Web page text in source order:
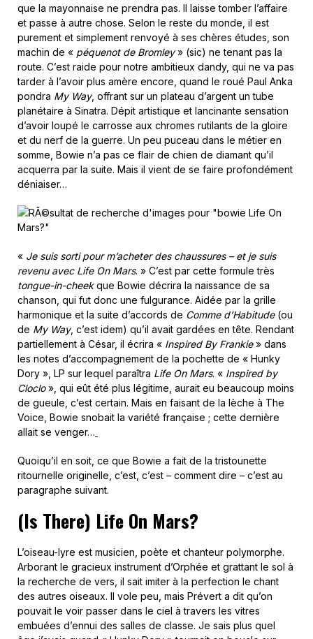
que la mayonnaise ne prendra pas. Il laisse tomber l’affaire
et passe à autre chose. Selon le reste du monde, il est
purement et simplement renvoyé à ses chères études, son
machin de « péquenot de Bromley» (sic) ne tenant pas la
route. C’est raide pour notre ambitieux dandy, qui ne va pas
tarder à l’avoir plus amère encore, quand le roué Paul Anka
pondra My Way, offrant sur un plateau d’argent un tube
planétaire à Sinatra. Dépit artistique et lancinante sensation
d’avoir loupé le carrosse aux chromes rutilants de la gloire
et du nerf de la guerre. Un peu puceau dans le métier en
somme, Bowie n’a pas ce flair de chien de diamant qu’il
acquerra par la suite. Mais il vient de se faire profondément
déniaiser…
« Je suis sorti pour m’acheter des chaussures – et je suis
revenu avec Life On Mars. » C’est par cette formule très
tongue-in-cheekque Bowie décrira la naissance de sa
chanson, qui fut donc une fulgurance. Aidée par la grille
harmonique et la suite d’accords de Comme d’Habitude(ou
de My Way, c’est idem) qu’il avait gardées en tête. Rendant
partiellement à César, il écrira « Inspired By Frankie» dans
les notes d’accompagnement de la pochette de « Hunky
Dory », LP sur lequel paraîtra Life On Mars. « Inspired by
Cloclo», qui eût été plus légitime, aurait eu beaucoup moins
de gueule, c’est certain. Mais en faisant de la lèche à The
Voice, Bowie snobait la variété française ; cette dernière
allait se venger…
Quoiqu’il en soit, ce que Bowie a fait de la tristounette
ritournelle originelle, c’est, c’est – comment dire – c’est au
paragraphe suivant.
(Is There) Life On Mars?
L’oiseau-lyre est musicien, poète et chanteur polymorphe.
Arborant le gracieux instrument d’Orphée et grattant le sol à
la recherche de vers, il sait imiter à la perfection le chant
des autres oiseaux. Il vole peu, mais Prévert a dit qu’on
pouvait le voir passer dans le ciel à travers les vitres
embuées d’ennui des salles de classe. Je sais plus quel